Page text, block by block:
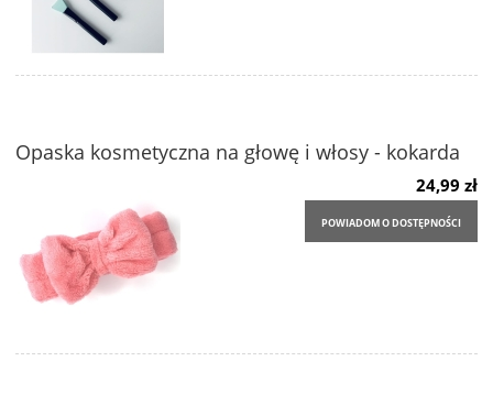
Opaska kosmetyczna na głowę i włosy - kokarda
24,99 zł
POWIADOM O DOSTĘPNOŚCI